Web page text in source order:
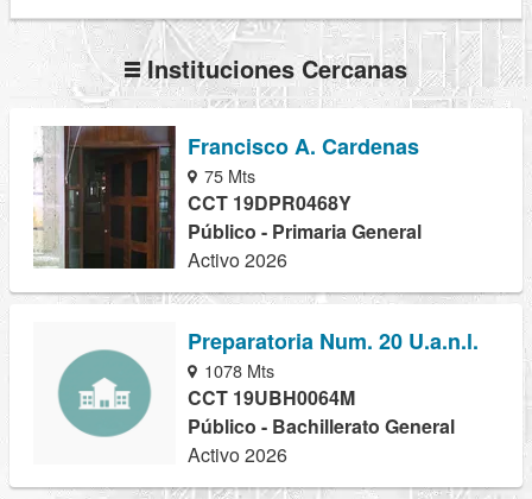
Instituciones Cercanas
Francisco A. Cardenas
75 Mts
CCT 19DPR0468Y
Público - Primaria General
Activo 2026
Preparatoria Num. 20 U.a.n.l.
1078 Mts
CCT 19UBH0064M
Público - Bachillerato General
Activo 2026